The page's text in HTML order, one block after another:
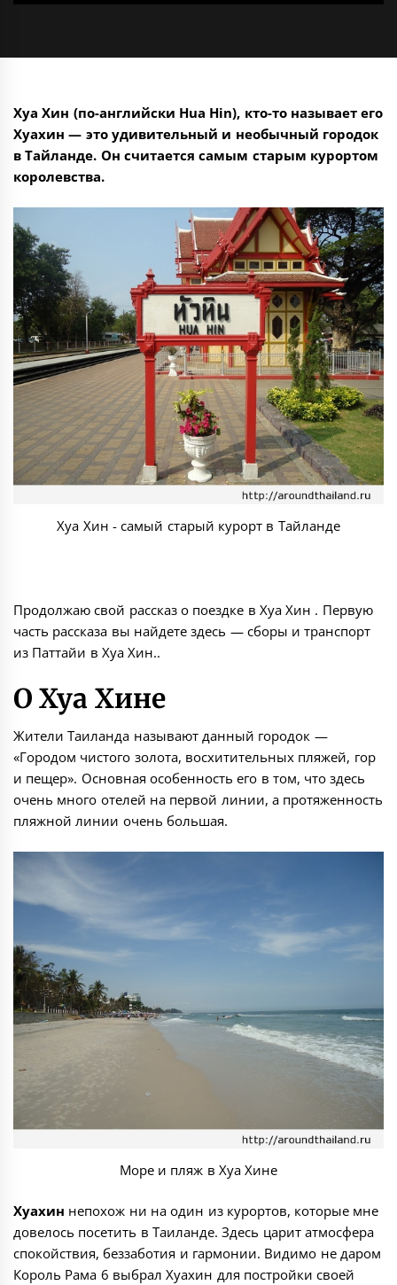
Хуа Хин (по-английски Hua Hin), кто-то называет его
Хуахин — это удивительный и необычный городок
в Тайланде. Он считается самым старым курортом
королевства.
Хуа Хин - самый старый курорт в Тайланде
Продолжаю свой рассказ о поездке в Хуа Хин . Первую
часть рассказа вы найдете здесь — сборы и транспорт
из Паттайи в Хуа Хин..
О Хуа Хине
Жители Таиланда называют данный городок —
«Городом чистого золота, восхитительных пляжей, гор
и пещер». Основная особенность его в том, что здесь
очень много отелей на первой линии, а протяженность
пляжной линии очень большая.
Море и пляж в Хуа Хине
Хуахин непохож ни на один из курортов, которые мне
довелось посетить в Таиланде. Здесь царит атмосфера
спокойствия, беззаботия и гармонии. Видимо не даром
Король Рама 6 выбрал Хуахин для постройки своей